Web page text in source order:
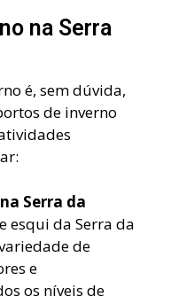
na Serra
é, sem dúvida,
de inverno
Serra da
esqui da Serra da
de
e
os níveis de